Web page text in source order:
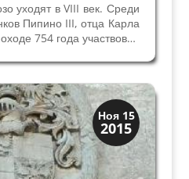
уходят в VIII век. Среди
Пипино III, отца Карла
754 года участвовал
Именно его Пипино
территориях между...
Ноя 15
2015